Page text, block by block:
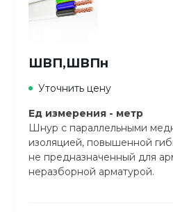
ШВП,ШВПн
Уточнить цену
Ед измерения - метр
Шнур с параллельными
изоляцией, повышенной
не предназначенный для
неразборной арматурой.